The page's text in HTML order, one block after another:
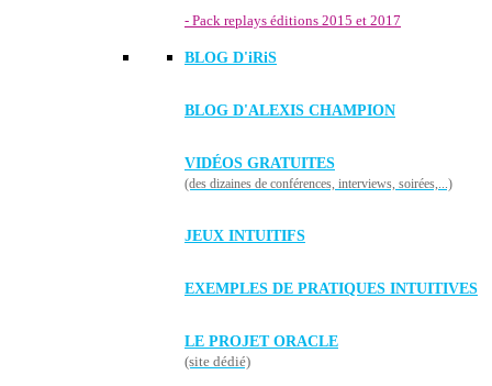
- Pack replays éditions 2015 et 2017
BLOG D'iRiS
BLOG D'ALEXIS CHAMPION
VIDÉOS GRATUITES
(des dizaines de conférences, interviews, soirées,...)
JEUX INTUITIFS
EXEMPLES DE PRATIQUES INTUITIVES
LE PROJET ORACLE
(site dédié)